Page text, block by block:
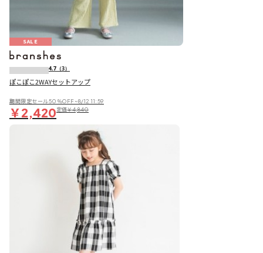
SALE
4.7 （3）
ぽこぽこ2WAYセットアップ
期間限定セール50％OFF~8/12 11:59
￥2,420定価￥4,840